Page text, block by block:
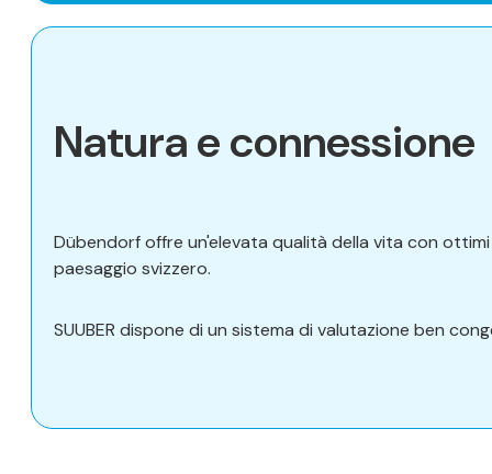
Natura e connessione
Dübendorf offre un'elevata qualità della vita con
paesaggio svizzero.
SUUBER dispone di un sistema di valutazione ben